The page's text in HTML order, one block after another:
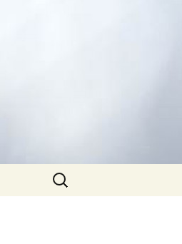
Suchen
nach: